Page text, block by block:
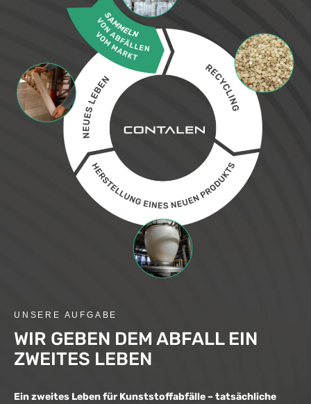
UNSERE AUFGABE
WIR GEBEN DEM ABFALL EIN
ZWEITES LEBEN
Ein zweites Leben für Kunststoffabfälle – tatsächliche